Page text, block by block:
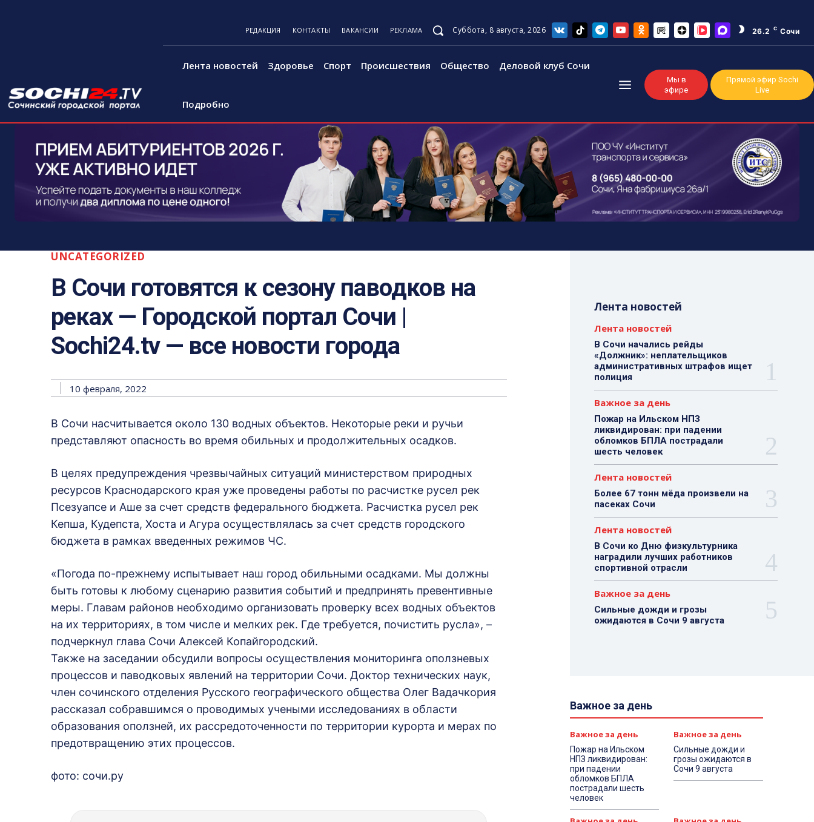
РЕДАКЦИЯ КОНТАКТЫ ВАКАНСИИ РЕКЛАМА Суббота, 8 августа, 2026 26.2 C Сочи
Лента новостей Здоровье Спорт Происшествия Общество Деловой клуб Сочи
Подробно
Мы в
эфире
Прямой эфир Sochi
Live
UNCATEGORIZED
В Сочи готовятся к сезону паводков на
реках — Городской портал Сочи |
Sochi24.tv — все новости города
10 февраля, 2022
В Сочи насчитывается около 130 водных объектов. Некоторые реки и ручьи
представляют опасность во время обильных и продолжительных осадков.
В целях предупреждения чрезвычайных ситуаций министерством природных
ресурсов Краснодарского края уже проведены работы по расчистке русел рек
Псезуапсе и Аше за счет средств федерального бюджета. Расчистка русел рек
Кепша, Кудепста, Хоста и Агура осуществлялась за счет средств городского
бюджета в рамках введенных режимов ЧС.
«Погода по-прежнему испытывает наш город обильными осадками. Мы должны
быть готовы к любому сценарию развития событий и предпринять превентивные
меры. Главам районов необходимо организовать проверку всех водных объектов
на их территориях, в том числе и мелких рек. Где требуется, почистить русла», –
подчеркнул глава Сочи Алексей Копайгородский.
Также на заседании обсудили вопросы осуществления мониторинга оползневых
процессов и паводковых явлений на территории Сочи. Доктор технических наук,
член сочинского отделения Русского географического общества Олег Вадачкория
рассказал собравшимся о проводимых учеными исследованиях в области
образования оползней, их рассредоточенности по территории курорта и мерах по
предотвращению этих процессов.
фото: сочи.ру
Лента новостей
Лента новостей
В Сочи начались рейды
«Должник»: неплательщиков
административных штрафов ищет
полиция
Важное за день
Пожар на Ильском НПЗ
ликвидирован: при падении
обломков БПЛА пострадали
шесть человек
Лента новостей
Более 67 тонн мёда произвели на
пасеках Сочи
Лента новостей
В Сочи ко Дню физкультурника
наградили лучших работников
спортивной отрасли
Важное за день
Сильные дожди и грозы
ожидаются в Сочи 9 августа
Важное за день
Важное за день
Пожар на Ильском
НПЗ ликвидирован:
при падении
обломков БПЛА
пострадали шесть
человек
Важное за день
Сильные дожди и
грозы ожидаются в
Сочи 9 августа